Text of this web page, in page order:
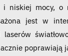
niskiej mocy, o
jest w
poprawiają